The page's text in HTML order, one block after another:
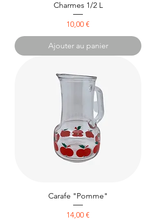
Charmes 1/2 L
Prix
10,00 €
Ajouter au panier
Carafe "Pomme"
Prix
14,00 €